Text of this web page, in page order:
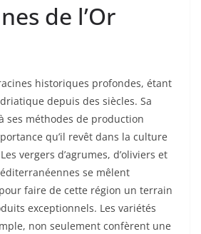
de l’Or
historiques profondes, étant
depuis des siècles. Sa
ses méthodes de production
qu’il revêt dans la culture
vergers d’agrumes, d’oliviers et
se mêlent
faire de cette région un terrain
exceptionnels. Les variétés
non seulement confèrent une